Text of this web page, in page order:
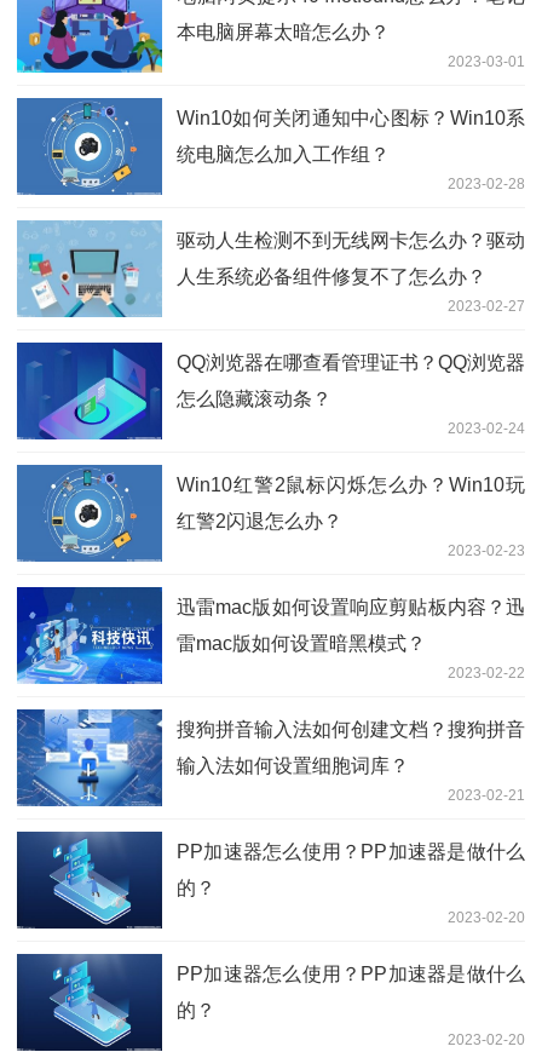
本电脑屏幕太暗怎么办？
2023-03-01
Win10如何关闭通知中心图标？Win10系
统电脑怎么加入工作组？
2023-02-28
驱动人生检测不到无线网卡怎么办？驱动
人生系统必备组件修复不了怎么办？
2023-02-27
QQ浏览器在哪查看管理证书？QQ浏览器
怎么隐藏滚动条？
2023-02-24
Win10红警2鼠标闪烁怎么办？Win10玩
红警2闪退怎么办？
2023-02-23
迅雷mac版如何设置响应剪贴板内容？迅
雷mac版如何设置暗黑模式？
2023-02-22
搜狗拼音输入法如何创建文档？搜狗拼音
输入法如何设置细胞词库？
2023-02-21
PP加速器怎么使用？PP加速器是做什么
的？
2023-02-20
PP加速器怎么使用？PP加速器是做什么
的？
2023-02-20